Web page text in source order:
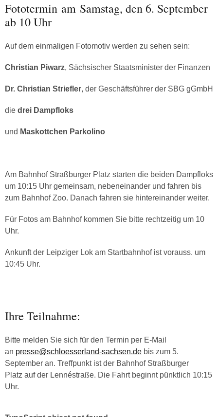
Fototermin am Samstag, den 6. September
ab 10 Uhr
Auf dem einmaligen Fotomotiv werden zu sehen sein:
Christian Piwarz, Sächsischer Staatsminister der Finanzen
Dr. Christian Striefler, der Geschäftsführer der SBG gGmbH
die drei Dampfloks
und Maskottchen Parkolino
Am Bahnhof Straßburger Platz starten die beiden Dampfloks
um 10:15 Uhr gemeinsam, nebeneinander und fahren bis
zum Bahnhof Zoo. Danach fahren sie hintereinander weiter.
Für Fotos am Bahnhof kommen Sie bitte rechtzeitig um 10
Uhr.
Ankunft der Leipziger Lok am Startbahnhof ist vorauss. um
10:45 Uhr.
Ihre Teilnahme:
Bitte melden Sie sich für den Termin per E-Mail
an presse@schloesserland-sachsen.de bis zum 5.
September an. Treffpunkt ist der Bahnhof Straßburger
Platz auf der Lennéstraße. Die Fahrt beginnt pünktlich 10:15
Uhr.